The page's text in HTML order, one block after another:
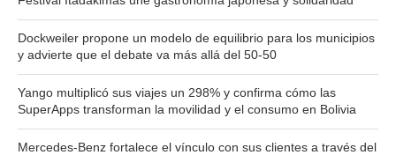
Dockweiler propone un modelo de equilibrio para los municipios
y advierte que el debate va más allá del 50-50
Yango multiplicó sus viajes un 298% y confirma cómo las
SuperApps transforman la movilidad y el consumo en Bolivia
Mercedes-Benz fortalece el vínculo con sus clientes a través del